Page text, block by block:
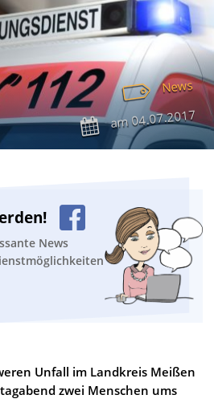
News
am04.07.2017
News
Unfall im Landkreis Meißen
zwei Menschen ums